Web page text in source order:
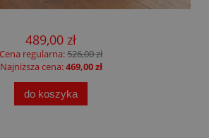
489,00 zł
Cena regularna:526,00 zł
Najniższa cena:469,00 zł
do koszyka